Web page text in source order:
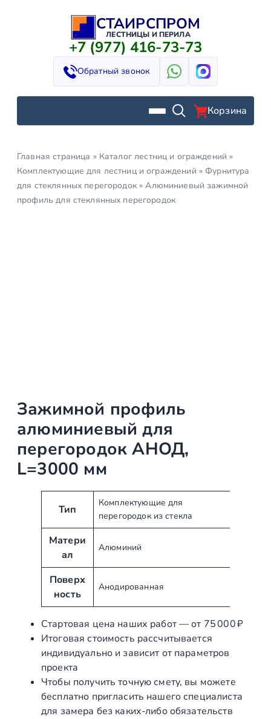
СТАИРСПРОМ
ЛЕСТНИЦЫ И ПЕРИЛА
+7 (977) 416-73-73
Обратный звонок
Корзина
Главная страница » Каталог лестниц и ограждений »
Комплектующие для лестниц и ограждений » Фурнитура
для стеклянных перегородок»Алюминиевый зажимной
профиль для стеклянных перегородок
Зажимной профиль
алюминиевый для
перегородок АНОД,
L=3000 мм
р
и
у
ы
З
а
ч
е
н
и
е
Тип
Комплектующие для
перегородок из стекла
Матери
ал
Алюминий
Поверх
ность
Анодированная
Стартовая цена наших работ — от 75 000 ₽
Итоговая стоимость рассчитывается
индивидуально и зависит от параметров
проекта
Чтобы получить точную смету, вы можете
бесплатно пригласить нашего специалиста
для замера без каких‑либо обязательств